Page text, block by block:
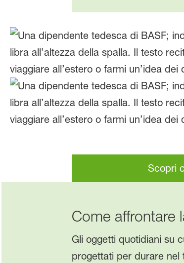
Scopri
Come affrontare
Gli oggetti quotidiani su
progettati per durare